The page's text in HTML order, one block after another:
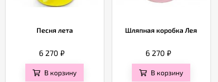
Песня лета
6 270 ₽
В корзину
Шляпная коробка Лея
6 270 ₽
В корзину